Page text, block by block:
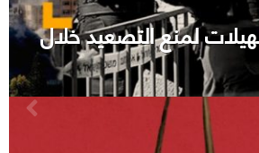
لمنع التصعيد خلال